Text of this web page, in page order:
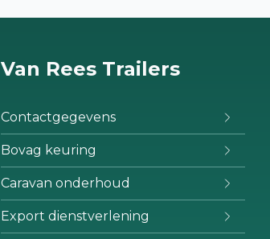
Van Rees Trailers
Contactgegevens
Bovag keuring
Caravan onderhoud
Export dienstverlening